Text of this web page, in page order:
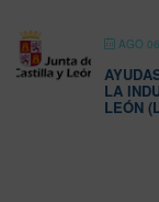
AGO
LA
LEÓN